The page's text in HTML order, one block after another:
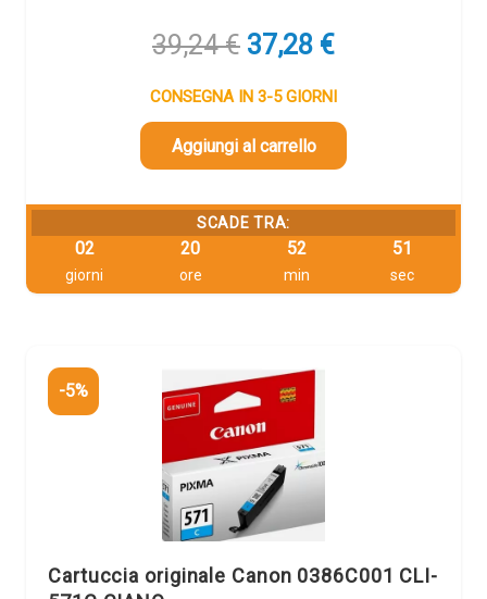
39,24€ Il
originale
era:
39,24 €.
37,28 €Il
attuale
è:
CONSEGNA IN 3-5 GIORNI
Aggiungi al carrello
SCADE TRA:
02
giorni
20
ore
52
min
49
sec
-5%
Cartuccia originale Canon 0386C001 CLI-